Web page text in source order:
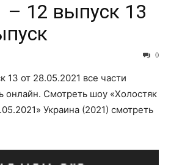
– 12 выпуск 13
0
13 от 28.05.2021 все части
онлайн. Смотреть шоу «Холостяк
Украина (2021) смотреть